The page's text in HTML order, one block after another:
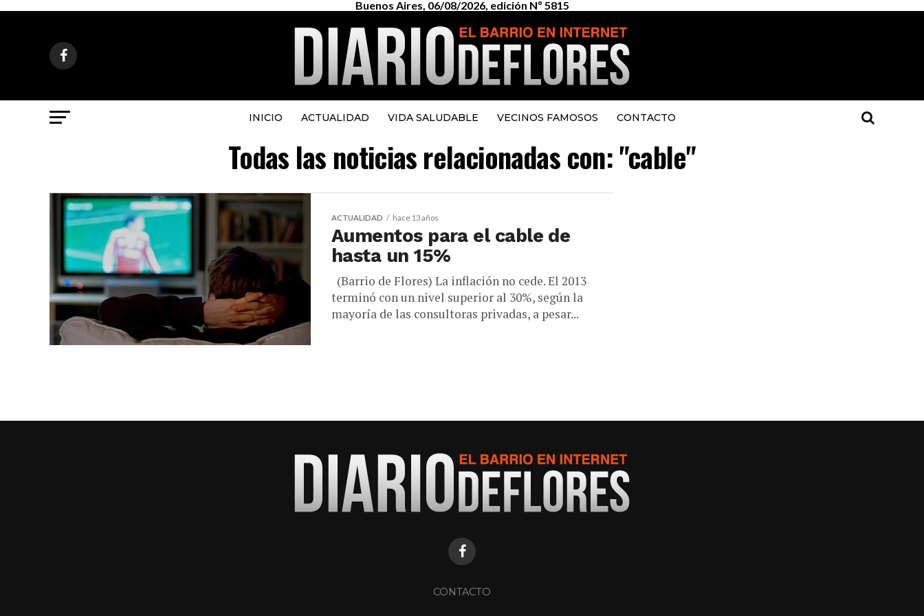
Buenos Aires, 06/08/2026, edición Nº 5815
INICIO ACTUALIDAD VIDA SALUDABLE VECINOS FAMOSOS CONTACTO
Todas las noticias relacionadas con: "cable"
ACTUALIDAD hace 13 años
Aumentos para el cable de
hasta un 15%
(Barrio de Flores) La inflación no cede. El 2013
terminó con un nivel superior al 30%, según la
mayoría de las consultoras privadas, a pesar...
CONTACTO